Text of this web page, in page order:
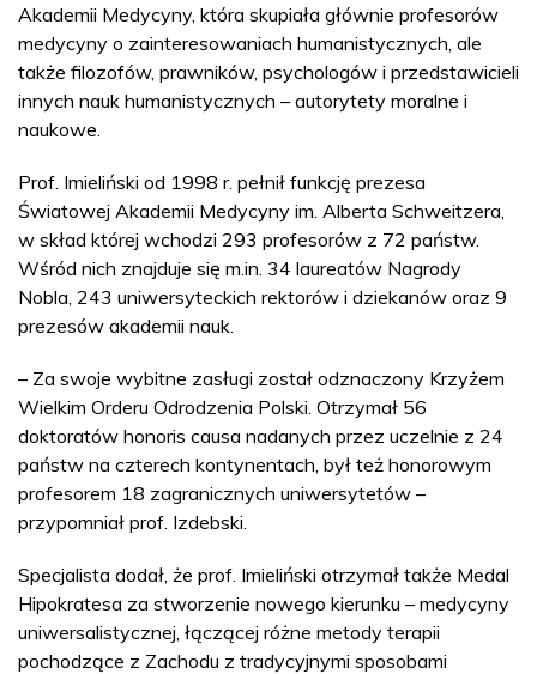
Akademii Medycyny, która skupiała głównie profesorów
medycyny o zainteresowaniach humanistycznych, ale
także filozofów, prawników, psychologów i przedstawicieli
innych nauk humanistycznych – autorytety moralne i
naukowe.
Prof. Imieliński od 1998 r. pełnił funkcję prezesa
Światowej Akademii Medycyny im. Alberta Schweitzera,
w skład której wchodzi 293 profesorów z 72 państw.
Wśród nich znajduje się m.in. 34 laureatów Nagrody
Nobla, 243 uniwersyteckich rektorów i dziekanów oraz 9
prezesów akademii nauk.
– Za swoje wybitne zasługi został odznaczony Krzyżem
Wielkim Orderu Odrodzenia Polski. Otrzymał 56
doktoratów honoris causa nadanych przez uczelnie z 24
państw na czterech kontynentach, był też honorowym
profesorem 18 zagranicznych uniwersytetów –
przypomniał prof. Izdebski.
Specjalista dodał, że prof. Imieliński otrzymał także Medal
Hipokratesa za stworzenie nowego kierunku – medycyny
uniwersalistycznej, łączącej różne metody terapii
pochodzące z Zachodu z tradycyjnymi sposobami